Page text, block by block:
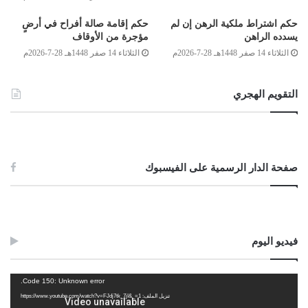
أحمد ميلاد قدور
مفتي عام ليبيا
Post Views: 1٬340
الوسوم إمامة مأموم شروط الإمامة
حكم اشتراط ملكية الرهن إن لم
يسدده الراهن
الثلاثاء 14 صفر 1448هـ 28-7-2026م
حكم إقامة صالة أفراح في أرضٍ
مؤجرة من الأوقاف
الثلاثاء 14 صفر 1448هـ 28-7-2026م
التقويم الهجري
صفحة الدار الرسمية على الفيسبوك
فيديو اليوم
Code 150: Unknown error.
تنزيل الملف: https://www.youtube.com/watch?v=FJdj7tk_7jI&_=1